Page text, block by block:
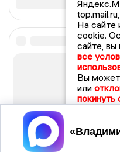
На сайте
cookie.
сайте, вы
все
Вы
или
покинуть